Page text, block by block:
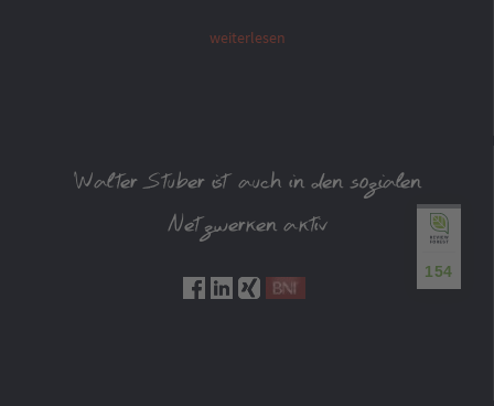
weiterlesen
Walter Stuber ist auch in den sozialen
Netzwerken aktiv
154